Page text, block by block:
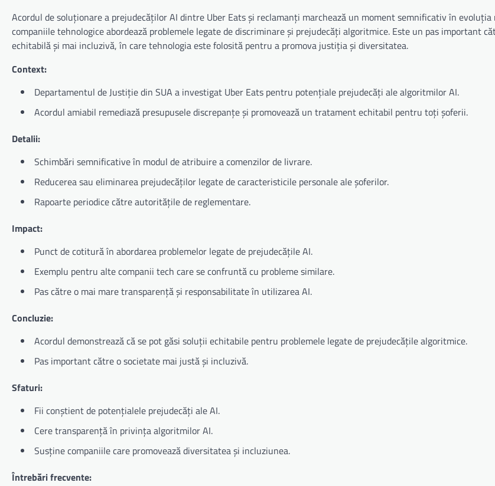
Acordul de soluționare a prejudecăților AI dintre Uber Eats și reclamanți marchează un moment semnificativ în
companiile tehnologice abordează problemele legate de discriminare și prejudecăți algoritmice. Este un pas important
echitabilă și mai incluzivă, în care tehnologia este folosită pentru a promova justiția și diversitatea.
Context:
Departamentul de Justiție din SUA a investigat Uber Eats pentru potențiale prejudecăți ale algoritmilor AI.
Acordul amiabil remediază presupusele discrepanțe și promovează un tratament echitabil pentru toți șoferii.
Detalii:
Schimbări semnificative în modul de atribuire a comenzilor de livrare.
Reducerea sau eliminarea prejudecăților legate de caracteristicile personale ale șoferilor.
Rapoarte periodice către autoritățile de reglementare.
Impact:
Punct de cotitură în abordarea problemelor legate de prejudecățile AI.
Exemplu pentru alte companii tech care se confruntă cu probleme similare.
Pas către o mai mare transparență și responsabilitate în utilizarea AI.
Concluzie:
Acordul demonstrează că se pot găsi soluții echitabile pentru problemele legate de prejudecățile algoritmice.
Pas important către o societate mai justă și incluzivă.
Sfaturi:
Fii conștient de potențialele prejudecăți ale AI.
Cere transparență în privința algoritmilor AI.
Susține companiile care promovează diversitatea și incluziunea.
Întrebări frecvente: